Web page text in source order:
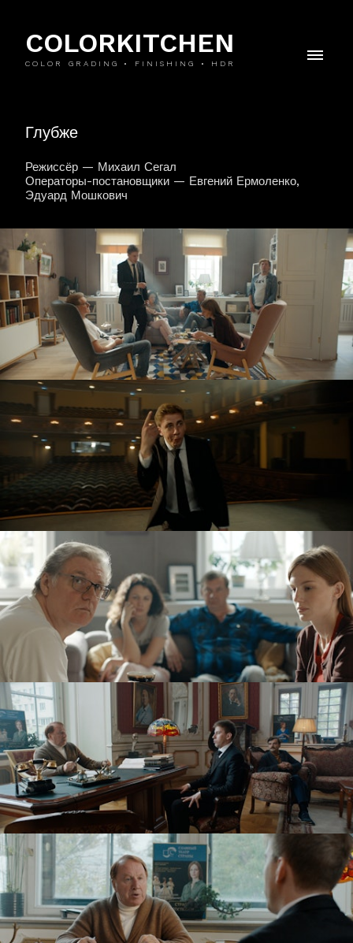
COLORKITCHEN
COLOR GRADING • FINISHING • HDR
Глубже
Режиссёр — Михаил Сегал
Операторы-постановщики — Евгений Ермоленко,
Эдуард Мошкович